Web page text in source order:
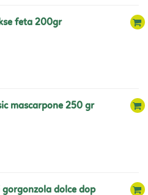
feta 200gr
mascarpone 250 gr
gorgonzola dolce dop